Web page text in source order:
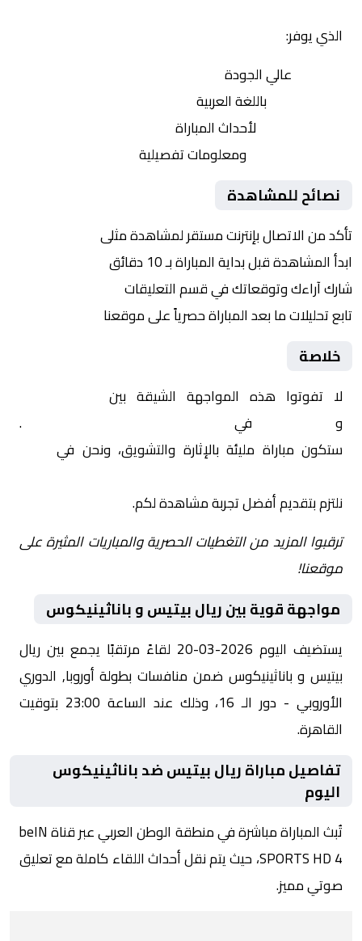
الذي يوفر:
عالي الجودة
باللغة العربية
لأحداث المباراة
ومعلومات تفصيلية
نصائح للمشاهدة
تأكد من الاتصال بإنترنت مستقر لمشاهدة مثلى
ابدأ المشاهدة قبل بداية المباراة بـ 10 دقائق
شارك آراءك وتوقعاتك في قسم التعليقات
تابع تحليلات ما بعد المباراة حصرياً على موقعنا
خلاصة
لا تفوتوا هذه المواجهة الشيقة بين
و
في
.
ستكون مباراة مليئة بالإثارة والتشويق، ونحن في
نلتزم بتقديم أفضل تجربة مشاهدة لكم.
ترقبوا المزيد من التغطيات الحصرية والمباريات المثيرة على
موقعنا!
مواجهة قوية بين ريال بيتيس و باناثينيكوس
يستضيف اليوم 2026-03-20 لقاءً مرتقبًا يجمع بين ريال
بيتيس و باناثينيكوس ضمن منافسات بطولة أوروبا, الدوري
الأوروبي - دور الـ 16، وذلك عند الساعة 23:00 بتوقيت
القاهرة.
تفاصيل مباراة ريال بيتيس ضد باناثينيكوس
اليوم
تُبث المباراة مباشرة في منطقة الوطن العربي عبر قناة beIN
SPORTS HD 4، حيث يتم نقل أحداث اللقاء كاملة مع تعليق
صوتي مميز.